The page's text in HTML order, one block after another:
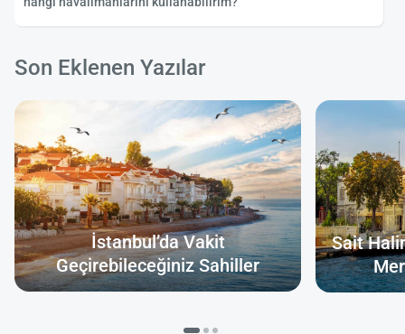
Son Eklenen Yazılar
İstanbul’da Vakit
Geçirebileceğiniz Sahiller
Sait